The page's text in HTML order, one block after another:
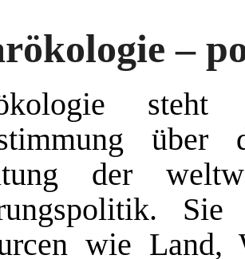
–
steht
über
der
wie Land,